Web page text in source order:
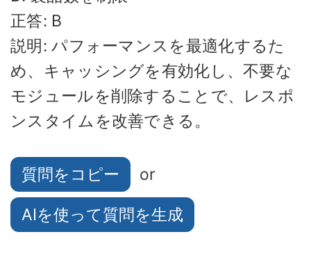
正答: B
説明: パフォーマンスを最適化するた
め、キャッシングを有効化し、不要な
モジュールを削除することで、レスポ
ンスタイムを改善できる。
質問をコピー or
AIを使って質問を生成